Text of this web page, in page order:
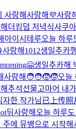
사랑해사랑해 💜사랑
더킹덤 저녁식사쿠
아이시테루오늘 하
사랑해 1012생일추카
생일추카해
사랑해 🧑‍🧑‍🧒‍🧒오늘
추석선물고마어 내
자한 작가님已上传照
뒤 사랑해 오늘 하루
주에 뮤뱅으로 시작해